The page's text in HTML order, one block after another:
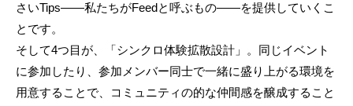
さいTips――私たちがFeedと呼ぶもの――を提供していくこ
とです。
そして4つ目が、「シンクロ体験拡散設計」。同じイベント
に参加したり、参加メンバー同士で一緒に盛り上がる環境を
用意することで、コミュニティの的な仲間感を醸成すること